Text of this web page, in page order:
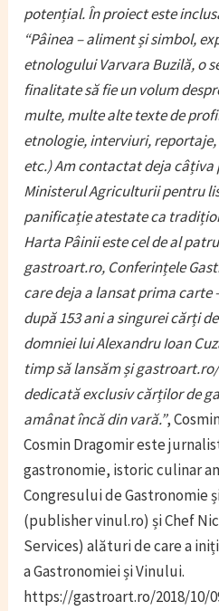
potențial. În proiect este
“Pâinea – aliment și simbol,
etnologului Varvara Buzilă, o
finalitate să fie un volum
multe, multe alte texte de
etnologie, interviuri,
etc.) Am contactat deja
Ministerul Agriculturii pentru
panificație atestate ca
Harta Pâinii este cel de al
gastroart.ro, Conferințele
care deja a lansat prima carte
după 153 ani a singurei cărți
domniei lui Alexandru Ioan
timp să lansăm și
dedicată exclusiv cărților de
amânat încă din vară.”,
Cosmin Dragomir este
gastronomie, istoric culinar
Congresului de Gastronomie
(publisher vinul.ro) și Chef
Services) alături de care a
a Gastronomiei și Vinului.
https://gastroart.ro/2018/10/